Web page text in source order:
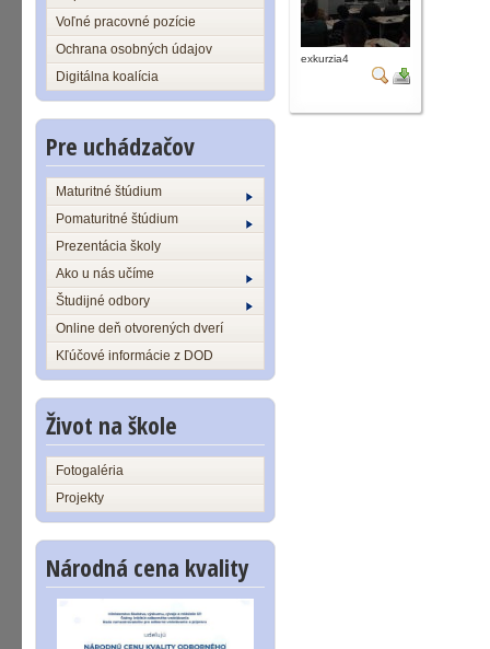
Voľné pracovné pozície
Ochrana osobných údajov
Digitálna koalícia
Pre uchádzačov
Maturitné štúdium
Pomaturitné štúdium
Prezentácia školy
Ako u nás učíme
Študijné odbory
Online deň otvorených dverí
Kľúčové informácie z DOD
Život na škole
Fotogaléria
Projekty
Národná cena kvality
exkurzia4